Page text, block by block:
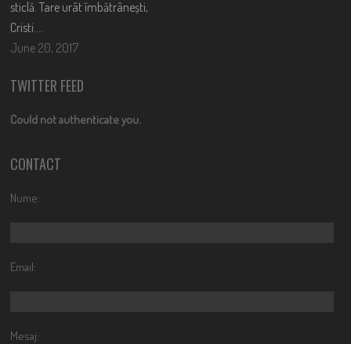
sticlă. Tare urât îmbătrânești,
Cristi….
June 20, 2017
TWITTER FEED
Could not authenticate you.
CONTACT
Nume:
Email:
Mesaj: